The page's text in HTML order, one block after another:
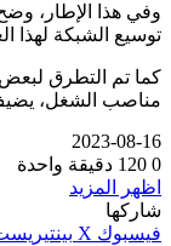
وفي هذا الإطار،
توسيع الشبكة لهذا
كما تم التطرق لبعض
مناصب الشغل،
2023-08-16
0
دقيقة واحدة
اظهر المزيد
شاركها
فيسبوك ‫X